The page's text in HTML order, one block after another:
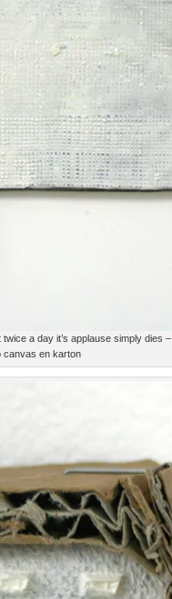
a day it’s applause simply dies
canvas en karton